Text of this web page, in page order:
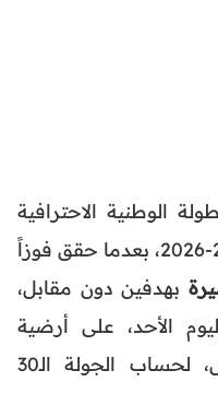
الوطنية الاحترافية
“إنوي” لكرة القدم لموسم 2025-2026، بعدما حقق فوزاً
بهدفين دون مقابل،
الأحد، على أرضية
المركب الرياضي بمدينة فاس، لحساب الجولة الـ30